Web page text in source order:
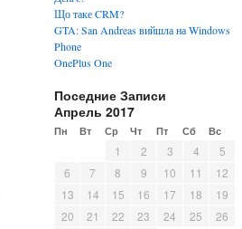
Що таке CRM?
GTA: San Andreas вийшла на Windows
Phone
OnePlus One
Поседние Записи
Апрель 2017
Пн Вт Ср Чт Пт Сб Вс
1 2 3 4
5
6
7 8 9 10 11
12
13
14 15 16 17 18
19
20
21 22 23 24 25
26